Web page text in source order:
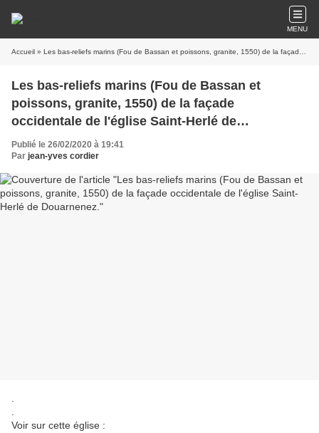
MENU
Accueil » Les bas-reliefs marins (Fou de Bassan et poissons, granite, 1550) de la façade occidentale de l'église Saint-Herlé de Douarnenez.
Les bas-reliefs marins (Fou de Bassan et
poissons, granite, 1550) de la façade
occidentale de l'église Saint-Herlé de
Douarnenez.
Publié le 26/02/2020 à 19:41
Par jean-yves cordier
Voir sur cette église :